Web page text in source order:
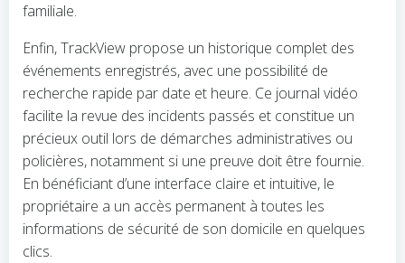
familiale.
Enfin, TrackView propose un historique complet des
événements enregistrés, avec une possibilité de
recherche rapide par date et heure. Ce journal vidéo
facilite la revue des incidents passés et constitue un
précieux outil lors de démarches administratives ou
policières, notamment si une preuve doit être fournie.
En bénéficiant d’une interface claire et intuitive, le
propriétaire a un accès permanent à toutes les
informations de sécurité de son domicile en quelques
clics.